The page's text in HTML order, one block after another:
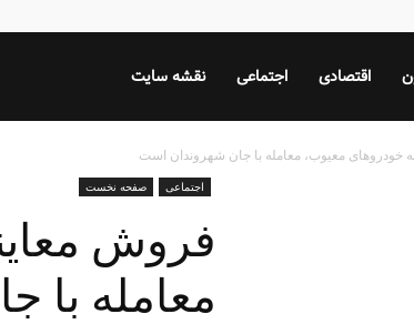
نقشه سایت اجتماعی اقتصادی
خودروهای معیوب، معامله با جان شهروندان است
اجتماعی صفحه نخست
فروش
معامله با